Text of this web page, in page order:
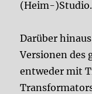
(Heim-)Studio.
Darüber
Versionen des
entweder mit